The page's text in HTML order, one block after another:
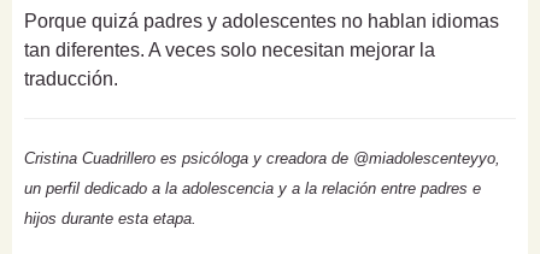
Porque quizá padres y adolescentes no hablan idiomas
tan diferentes. A veces solo necesitan mejorar la
traducción.
Cristina Cuadrillero es psicóloga y creadora de @miadolescenteyyo,
un perfil dedicado a la adolescencia y a la relación entre padres e
hijos durante esta etapa.